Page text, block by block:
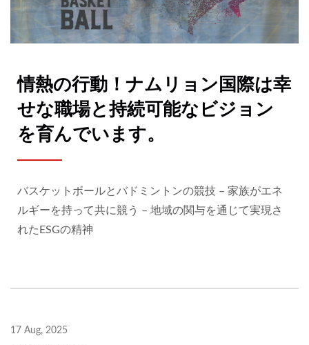
情熱の行動！ナムリョン国際は幸
せな職場と持続可能なビジョン
を育んでいます。
バスケットボールとバドミントンの競技 – 家族がエネ
ルギーを持って共に競う – 地域の関与を通じて実現さ
れたESGの精神
17 Aug, 2025